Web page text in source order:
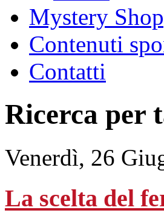
Mystery
Contenuti
Contatti
Ricerca per
Venerdì, 26
La scelta del